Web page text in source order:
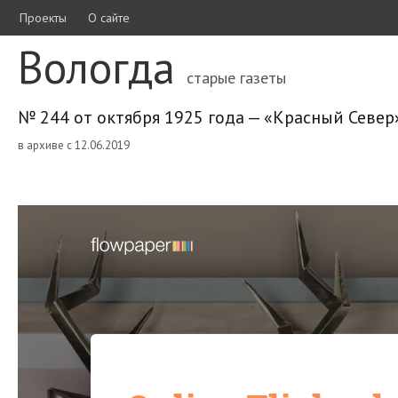
Проекты О сайте
Вологда старые газеты
№ 244 от октября 1925 года — «Красный
в архиве с 12.06.2019